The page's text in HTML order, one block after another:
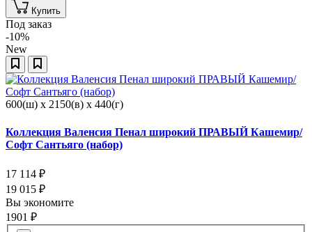
Купить
Под заказ
-10%
New
600(ш) x 2150(в) x 440(г)
Коллекция Валенсия Пенал широкий ПРАВЫЙ Кашемир/
Софт Сантьяго (набор)
17 114 ₽
19 015 ₽
Вы экономите
1901 ₽